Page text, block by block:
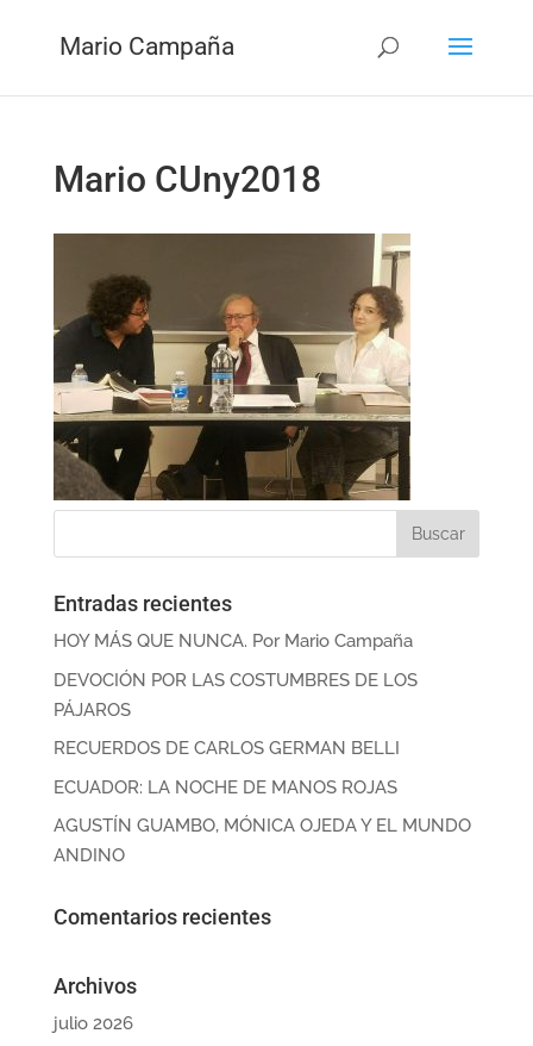
Mario Campaña
Mario CUny2018
Entradas recientes
HOY MÁS QUE NUNCA. Por Mario Campaña
DEVOCIÓN POR LAS COSTUMBRES DE LOS
PÁJAROS
RECUERDOS DE CARLOS GERMAN BELLI
ECUADOR: LA NOCHE DE MANOS ROJAS
AGUSTÍN GUAMBO, MÓNICA OJEDA Y EL MUNDO
ANDINO
Comentarios recientes
Archivos
julio 2026